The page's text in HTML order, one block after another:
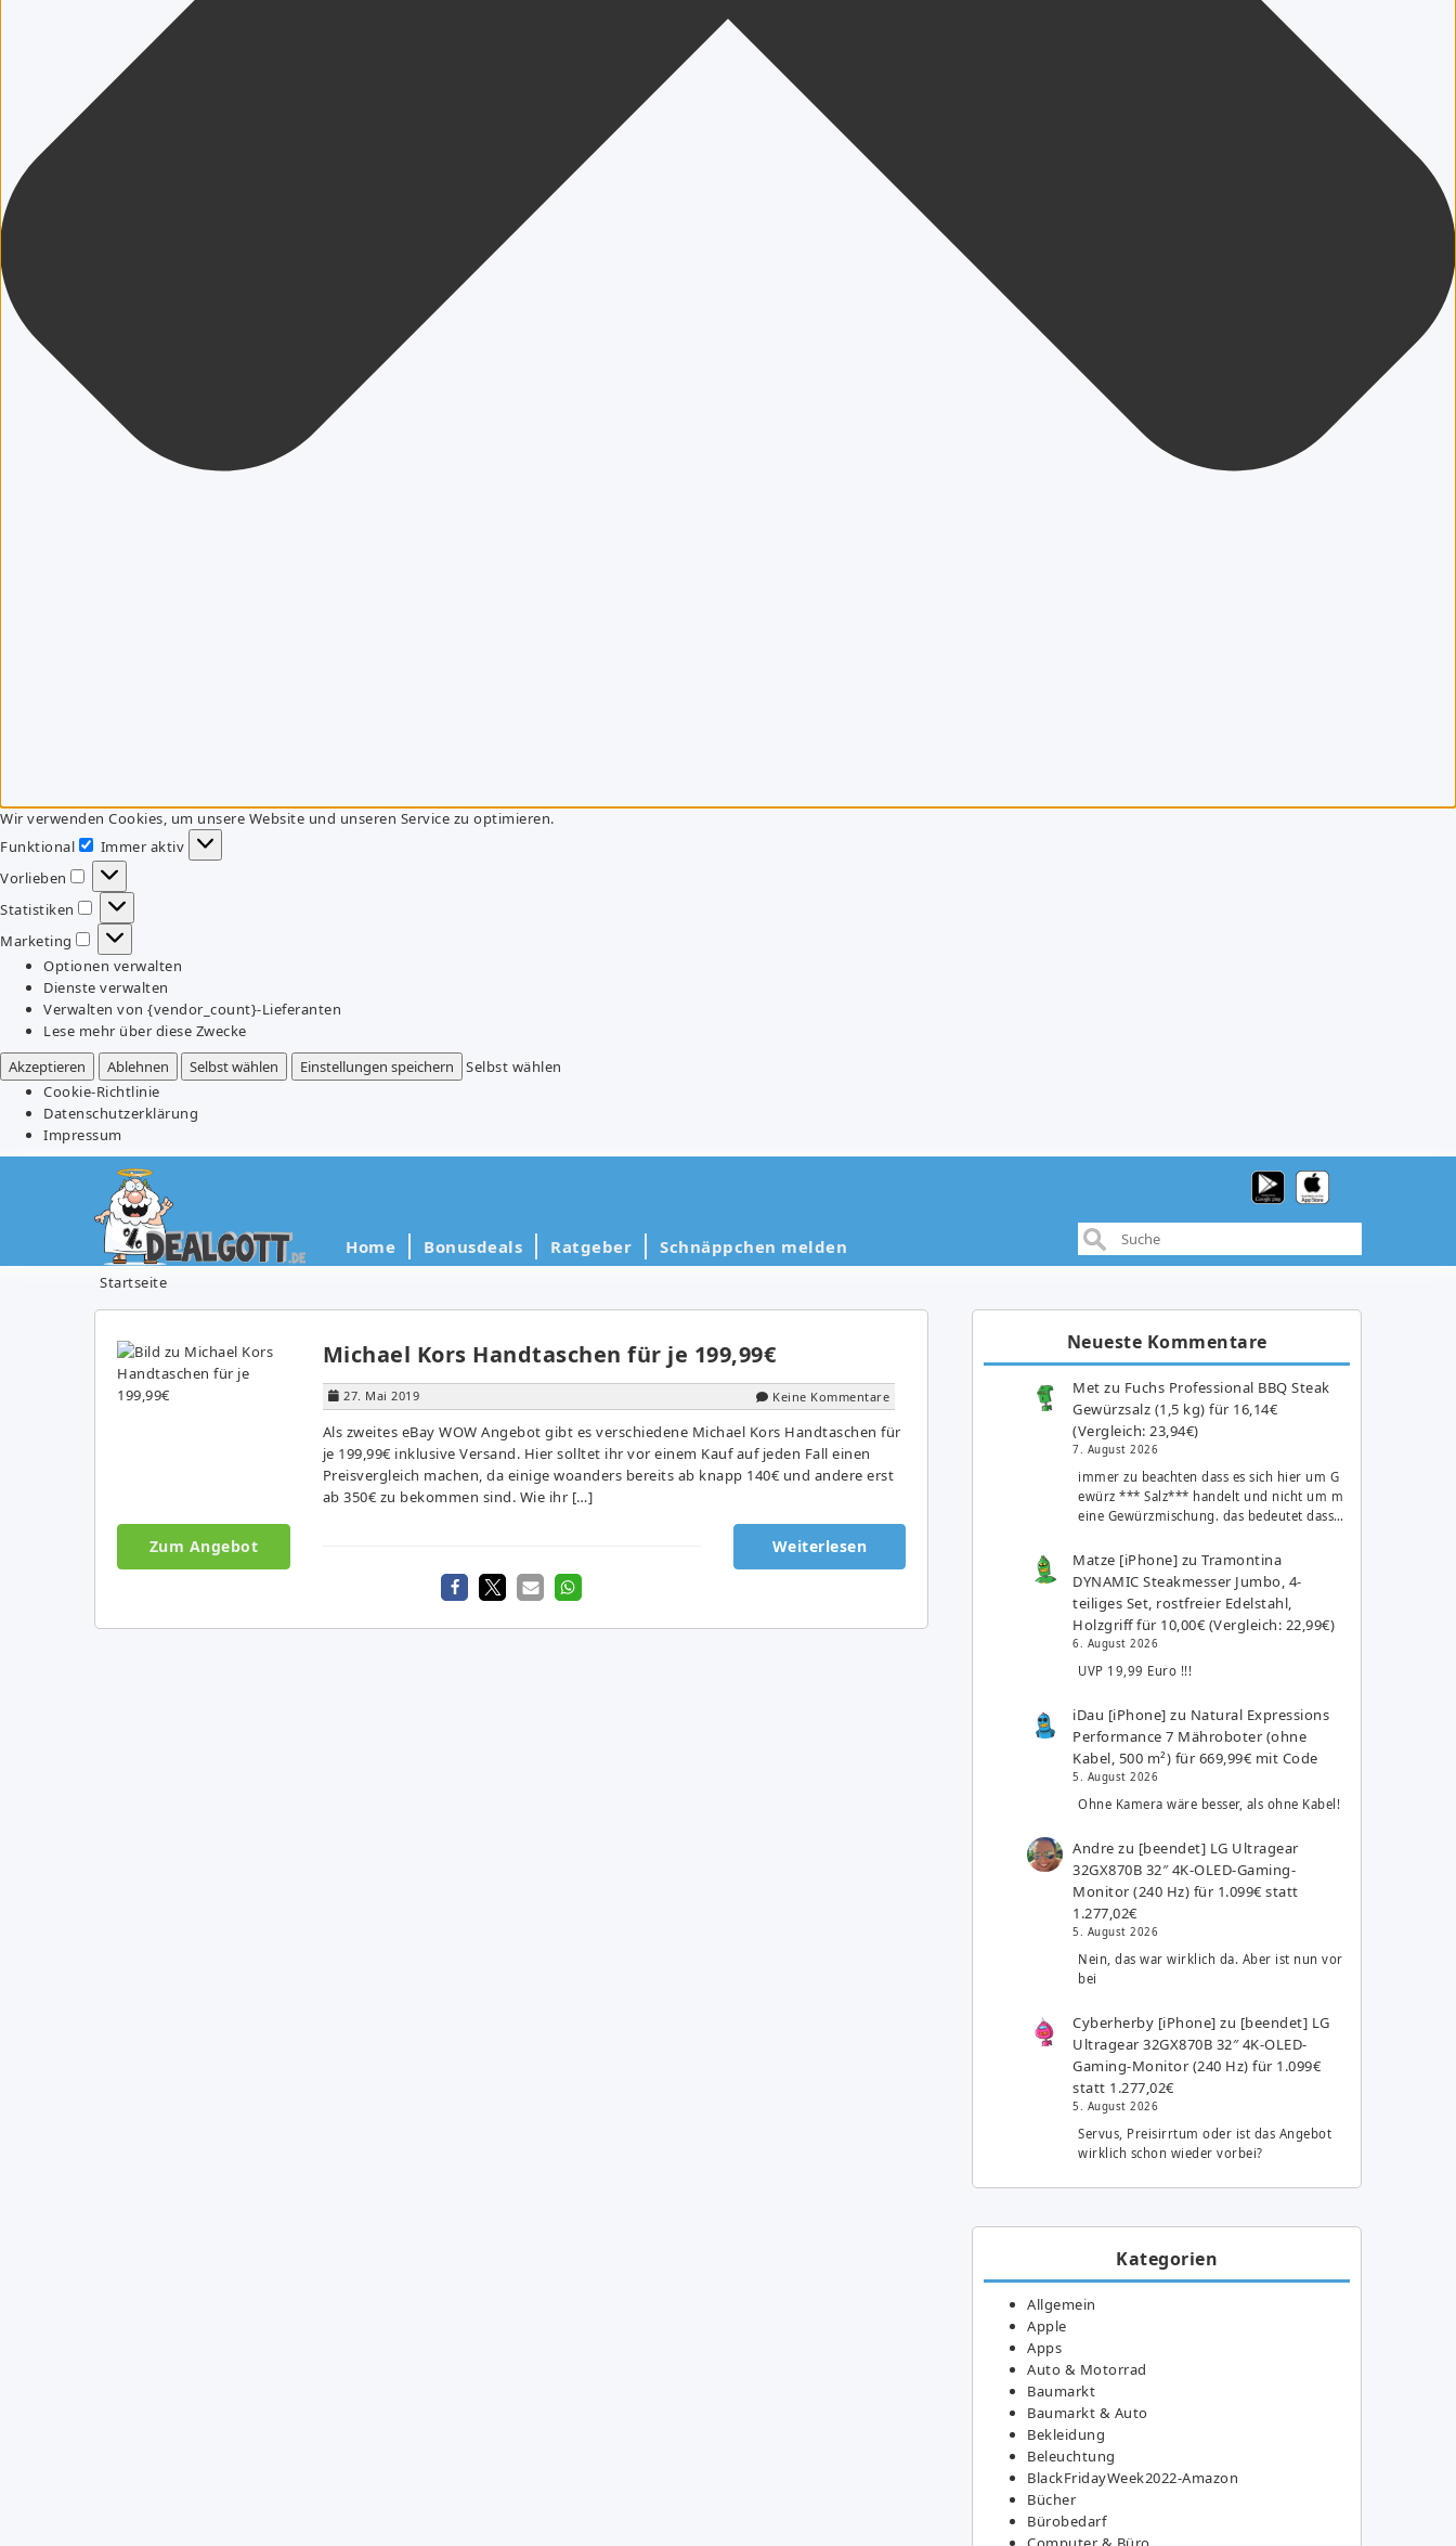
Wir verwenden Cookies, um unsere Website und unseren Service zu optimieren.
Funktional
Funktional
Immer aktiv
Vorlieben
Vorlieben
Statistiken
Statistiken
Marketing
Marketing
Optionen verwalten
Dienste verwalten
Verwalten von {vendor_count}-Lieferanten
Lese mehr über diese Zwecke
Akzeptieren
Ablehnen Selbst wählen Einstellungen speichern
Selbst wählen
Cookie-Richtlinie
Datenschutzerklärung
Impressum
Home Bonusdeals Ratgeber Schnäppchen melden
Startseite
Michael Kors Handtaschen für je 199,99€
27. Mai 2019 Keine Kommentare
Als zweites eBay WOW Angebot gibt es verschiedene Michael Kors Handtaschen für
je 199,99€ inklusive Versand. Hier solltet ihr vor einem Kauf auf jeden Fall einen
Preisvergleich machen, da einige woanders bereits ab knapp 140€ und andere erst
ab 350€ zu bekommen sind. Wie ihr […]
Zum Angebot Weiterlesen
Neueste Kommentare
Met zu Fuchs Professional BBQ Steak
Gewürzsalz (1,5 kg) für 16,14€
(Vergleich: 23,94€)
7. August 2026
immer zu beachten dass es sich hier um G
ewürz *** Salz*** handelt und nicht um m
eine Gewürzmischung. das bedeutet dass…
Matze [iPhone] zuTramontina
DYNAMIC Steakmesser Jumbo, 4-
teiliges Set, rostfreier Edelstahl,
Holzgriff für 10,00€ (Vergleich: 22,99€)
6. August 2026
UVP 19,99 Euro !!!
iDau [iPhone] zu Natural Expressions
Performance 7 Mähroboter (ohne
Kabel, 500 m²) für 669,99€ mit Code
5. August 2026
Ohne Kamera wäre besser, als ohne Kabel!
Andre zu [beendet] LG Ultragear
32GX870B 32″ 4K-OLED-Gaming-
Monitor (240 Hz) für 1.099€ statt
1.277,02€
5. August 2026
Nein, das war wirklich da. Aber ist nun vor
bei
Cyberherby [iPhone] zu [beendet] LG
Ultragear 32GX870B 32″ 4K-OLED-
Gaming-Monitor (240 Hz) für 1.099€
statt 1.277,02€
5. August 2026
Servus, Preisirrtum oder ist das Angebot
wirklich schon wieder vorbei?
Kategorien
Allgemein
Apple
Apps
Auto & Motorrad
Baumarkt
Baumarkt & Auto
Bekleidung
Beleuchtung
BlackFridayWeek2022-Amazon
Bücher
Bürobedarf